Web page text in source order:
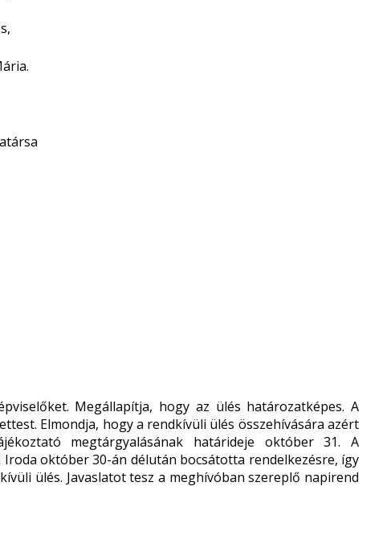
Megállapítja, hogy az ülés határozatképes. A
Elmondja, hogy a rendkívüli ülés összehívására azért
megtárgyalásának határideje október 31. A
október 30-án délután bocsátotta rendelkezésre, így
ülés. Javaslatot tesz a meghívóban szereplő napirend